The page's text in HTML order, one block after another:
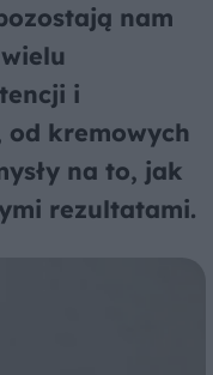
nam
i
od kremowych
na to, jak
rezultatami.